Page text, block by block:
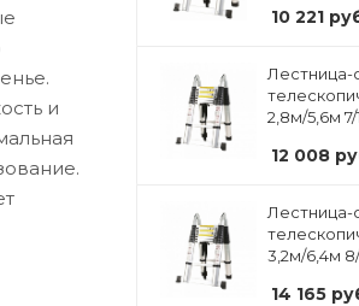
и
10 221
Лестница-
2,8м/5,6м
12 008
Лестница-
3,2м/6,4м
14 165